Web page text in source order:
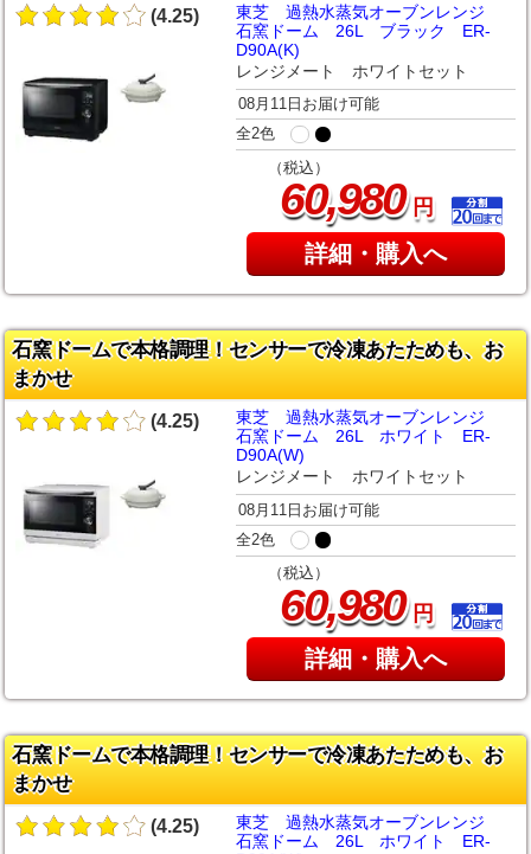
(4.25)
東芝 過熱水蒸気オーブンレンジ
石窯ドーム 26L ブラック ER-
D90A(K)
レンジメート ホワイトセット
08月11日お届け可能
全2色
（税込）
60,980円
詳細・購入へ
石窯ドームで本格調理！センサーで冷凍あたためも、お
まかせ
(4.25)
東芝 過熱水蒸気オーブンレンジ
石窯ドーム 26L ホワイト ER-
D90A(W)
レンジメート ホワイトセット
08月11日お届け可能
全2色
（税込）
60,980円
詳細・購入へ
石窯ドームで本格調理！センサーで冷凍あたためも、お
まかせ
(4.25)
東芝 過熱水蒸気オーブンレンジ
石窯ドーム 26L ホワイト ER-